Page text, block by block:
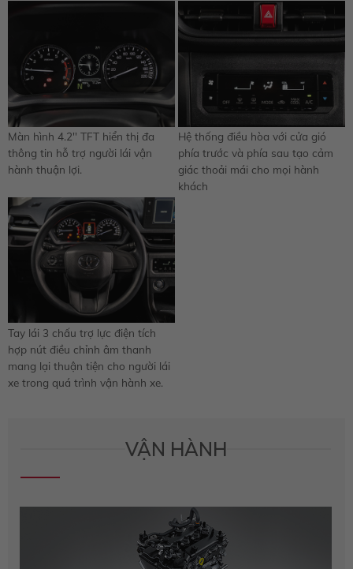
Màn hình 4.2'' TFT hiển thị đa
thông tin hỗ trợ người lái vận
hành thuận lợi.
Hệ thống điều hòa với cửa gió
phía trước và phía sau tạo cảm
giác thoải mái cho mọi hành
khách
Tay lái 3 chấu trợ lực điện tích
hợp nút điều chỉnh âm thanh
mang lại thuận tiện cho người lái
xe trong quá trình vận hành xe.
VẬN HÀNH